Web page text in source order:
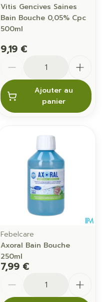
Vitis Gencives Saines
Bain Bouche 0,05% Cpc
500ml
9,19 €
Ajouter au
panier
Febelcare
Axoral Bain Bouche
250ml
7,99 €